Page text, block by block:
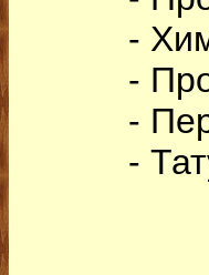
-
-
-
-